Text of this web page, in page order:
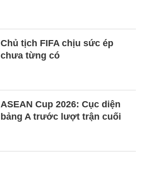
Chủ tịch FIFA chịu sức ép
chưa từng có
ASEAN Cup 2026: Cục diện
bảng A trước lượt trận cuối